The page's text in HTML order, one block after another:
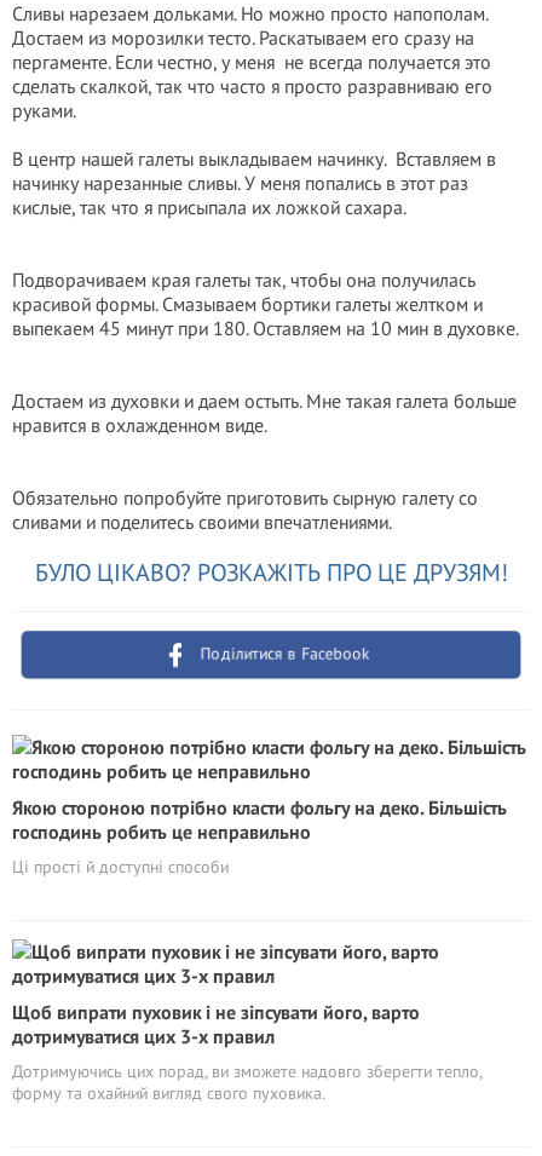
Сливы нарезаем дольками. Но можно просто напополам.
Достаем из морозилки тесто. Раскатываем его сразу на
пергаменте. Если честно, у меня не всегда получается это
сделать скалкой, так что часто я просто разравниваю его
руками.
В центр нашей галеты выкладываем начинку. Вставляем в
начинку нарезанные сливы. У меня попались в этот раз
кислые, так что я присыпала их ложкой сахара.
Подворачиваем края галеты так, чтобы она получилась
красивой формы. Смазываем бортики галеты желтком и
выпекаем 45 минут при 180. Оставляем на 10 мин в духовке.
Достаем из духовки и даем остыть. Мне такая галета больше
нравится в охлажденном виде.
Обязательно попробуйте приготовить сырную галету со
сливами и поделитесь своими впечатлениями.
БУЛО ЦІКАВО? РОЗКАЖІТЬ ПРО ЦЕ ДРУЗЯМ!
Поділитися в Facebook
Якою стороною потрібно класти фольгу на деко. Більшість
господинь робить це неправильно
Ці прості й доступні способи
Щоб випрати пуховик і не зіпсувати його, варто
дотримуватися цих 3-х правил
Дотримуючись цих порад, ви зможете надовго зберегти тепло,
форму та охайний вигляд свого пуховика.